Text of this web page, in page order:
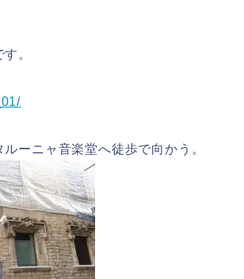
。
ーニャ音楽堂へ徒歩で向かう。